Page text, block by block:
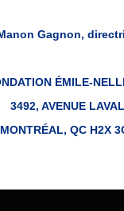
Gagnon,
ÉMILE-
3492, AVENUE LAVAL
MONTRÉAL, QC H2X